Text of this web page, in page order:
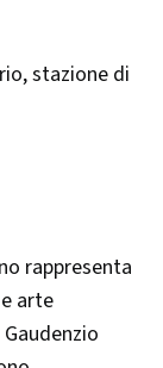
stazione di
rappresenta
arte